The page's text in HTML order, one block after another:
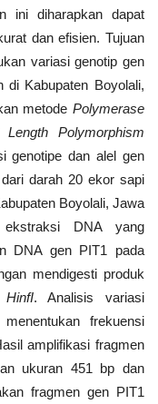
ini diharapkan dapat
dan efisien. Tujuan
variasi genotip gen
di Kabupaten Boyolali,
metode Polymerase
Polymorphism
genotipe dan alel gen
darah 20 ekor sapi
Boyolali, Jawa
ekstraksi DNA yang
DNA gen PIT1 pada
mendigesti produk
HinfI. Analisis variasi
frekuensi
amplifikasi fragmen
ukuran 451 bp dan
fragmen gen PIT1